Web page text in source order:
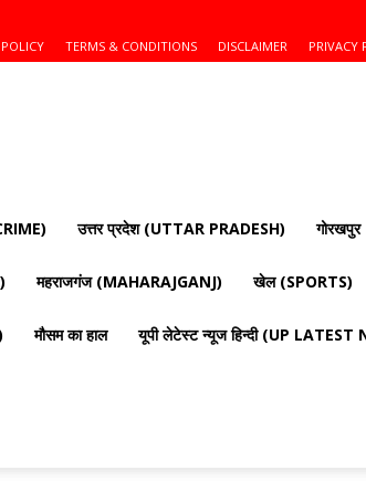
TERMS & CONDITIONS DISCLAIMER PRIVACY
उत्तर प्रदेश (UTTAR PRADESH) गोरखपुर
महराजगंज (MAHARAJGANJ) खेल (SPORTS)
मौसम का हाल यूपी लेटेस्ट न्यूज हिन्दी (UP LATEST